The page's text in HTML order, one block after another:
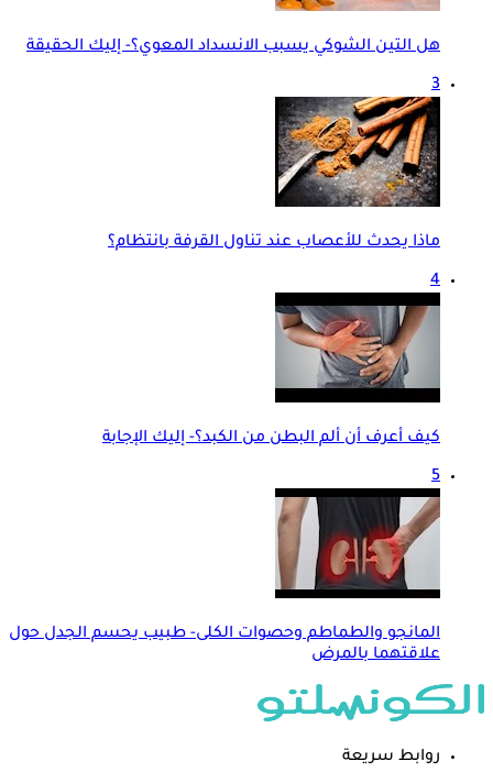
هل التين الشوكي يسبب الانسداد المعوي؟- إليك الحقيقة
3
ماذا يحدث للأعصاب عند تناول القرفة بانتظام؟
4
كيف أعرف أن ألم البطن من الكبد؟- إليك الإجابة
5
المانجو والطماطم وحصوات الكلى- طبيب يحسم الجدل حول
علاقتهما بالمرض
روابط سريعة